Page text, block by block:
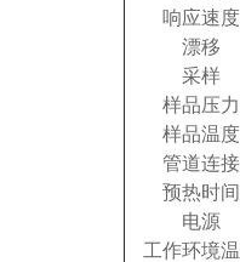
响应速度
漂移
采样
样品压力
样品温度
管道连接
预热时间
电源
工作环境